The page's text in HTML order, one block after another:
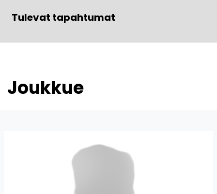
Tulevat tapahtumat
Joukkue